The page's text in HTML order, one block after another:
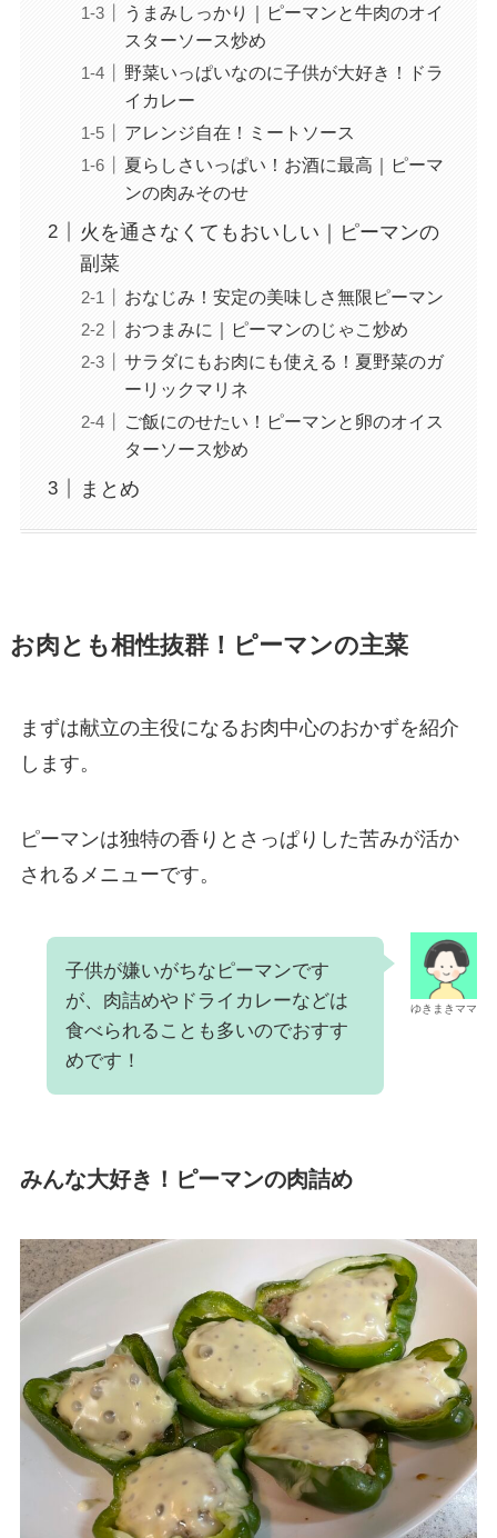
うまみしっかり｜ピーマンと牛肉のオイ
スターソース炒め
野菜いっぱいなのに子供が大好き！ドラ
イカレー
アレンジ自在！ミートソース
夏らしさいっぱい！お酒に最高｜ピーマ
ンの肉みそのせ
火を通さなくてもおいしい｜ピーマンの
副菜
おなじみ！安定の美味しさ無限ピーマン
おつまみに｜ピーマンのじゃこ炒め
サラダにもお肉にも使える！夏野菜のガ
ーリックマリネ
ご飯にのせたい！ピーマンと卵のオイス
ターソース炒め
まとめ
お肉とも相性抜群！ピーマンの主菜
まずは献立の主役になるお肉中心のおかずを紹介
します。
ピーマンは独特の香りとさっぱりした苦みが活か
されるメニューです。
ゆきまきママ
子供が嫌いがちなピーマンです
が、肉詰めやドライカレーなどは
食べられることも多いのでおすす
めです！
みんな大好き！ピーマンの肉詰め